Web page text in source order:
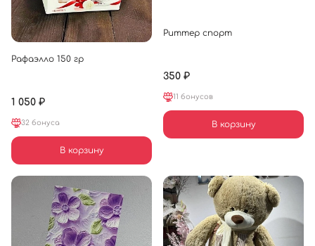
Рафаэлло 150 гр
1 050 ₽
32 бонуса
В корзину
Риттер спорт
350 ₽
11 бонусов
В корзину